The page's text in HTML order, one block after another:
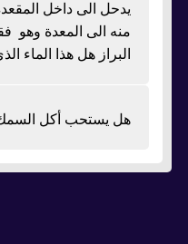
يدحل الى داخل
منه الى المعدة وهو
البراز هل هذا الماء
هل يستحب أكل السمك